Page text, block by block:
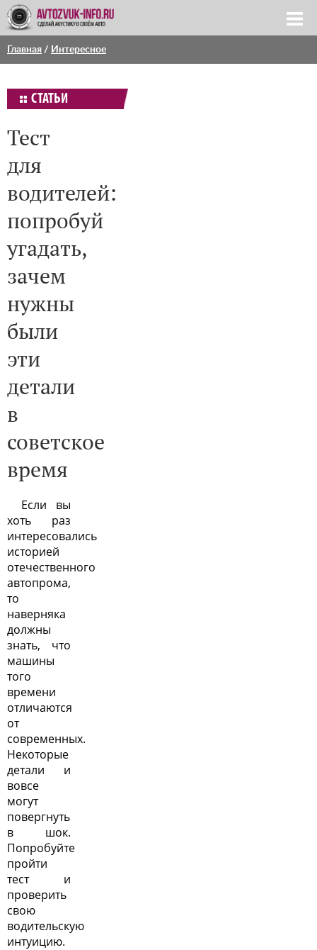
Главная / Интересное
СТАТЬИ
Тест
для
водителей:
попробуй
угадать,
зачем
нужны
были
эти
детали
в
советское
время
Если вы
хоть раз
интересовались
историей
отечественного
автопрома,
то
наверняка
должны
знать, что
машины
того
времени
отличаются
от
современных.
Некоторые
детали и
вовсе
могут
повергнуть
в шок.
Попробуйте
пройти
тест и
проверить
свою
водительскую
интуицию.